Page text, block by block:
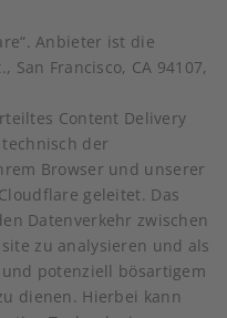
Anbieter ist die
San Francisco, CA 94107,
Content Delivery
der
Browser und unserer
geleitet. Das
Datenverkehr zwischen
zu analysieren und als
potenziell bösartigem
dienen. Hierbei kann